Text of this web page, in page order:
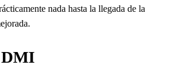
nada hasta la llegada de la
DMI